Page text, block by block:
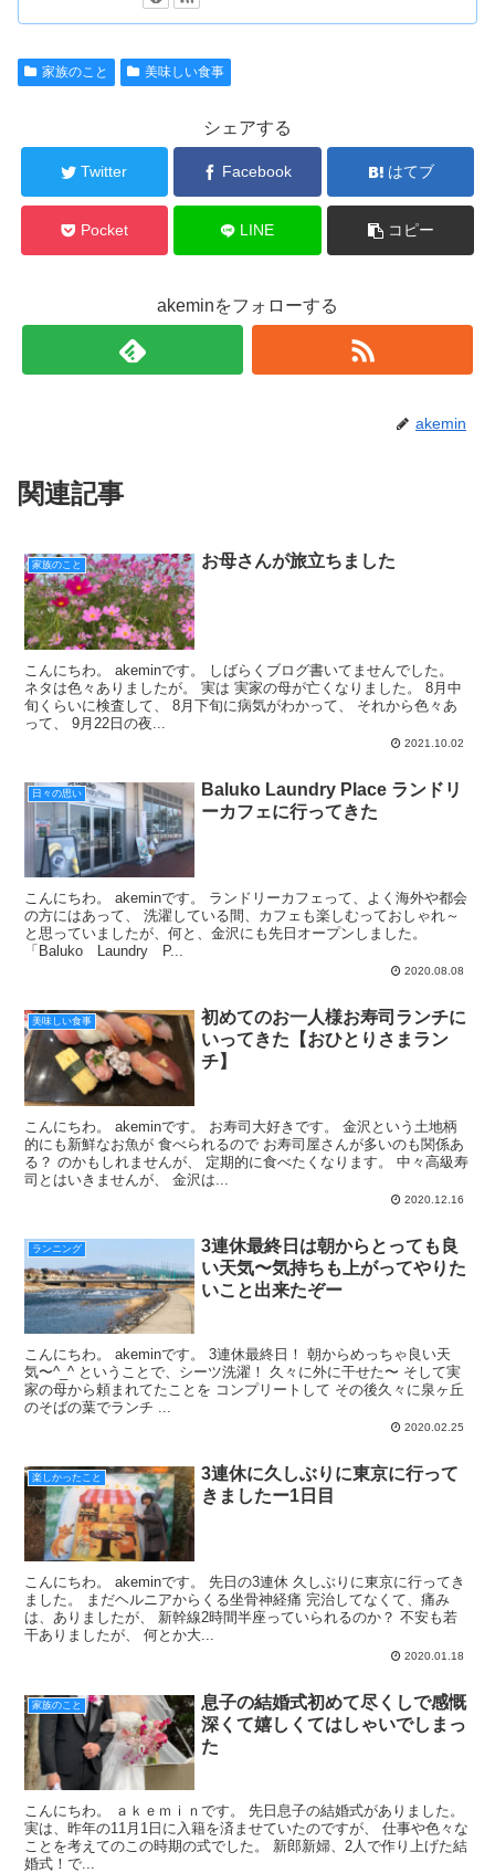
家族のこと 美味しい食事
シェアする
Twitter Facebook はてブ
Pocket LINE コピー
akeminをフォローする
akemin
関連記事
家族のこと お母さんが旅立ちました
こんにちわ。 akeminです。 しばらくブログ書いてませんでした。
ネタは色々ありましたが。 実は 実家の母が亡くなりました。 8月中
旬くらいに検査して、 8月下旬に病気がわかって、 それから色々あ
って、 9月22日の夜...
2021.10.02
日々の思い
Baluko Laundry Place ランドリ
ーカフェに行ってきた
こんにちわ。 akeminです。 ランドリーカフェって、よく海外や都会
の方にはあって、 洗濯している間、カフェも楽しむっておしゃれ～
と思っていましたが、何と、金沢にも先日オープンしました。
「Baluko Laundry P...
2020.08.08
美味しい食事
初めてのお一人様お寿司ランチに
いってきた【おひとりさまラン
チ】
こんにちわ。 akeminです。 お寿司大好きです。 金沢という土地柄
的にも新鮮なお魚が 食べられるので お寿司屋さんが多いのも関係あ
る？ のかもしれませんが、 定期的に食べたくなります。 中々高級寿
司とはいきませんが、 金沢は...
2020.12.16
ランニング
3連休最終日は朝からとっても良
い天気〜気持ちも上がってやりた
いこと出来たぞー
こんにちわ。 akeminです。 3連休最終日！ 朝からめっちゃ良い天
気〜^_^ ということで、シーツ洗濯！ 久々に外に干せた〜 そして実
家の母から頼まれてたことを コンプリートして その後久々に泉ヶ丘
のそばの葉でランチ ...
2020.02.25
楽しかったこと
3連休に久しぶりに東京に行って
きましたー1日目
こんにちわ。 akeminです。 先日の3連休 久しぶりに東京に行ってき
ました。 まだヘルニアからくる坐骨神経痛 完治してなくて、痛み
は、ありましたが、 新幹線2時間半座っていられるのか？ 不安も若
干ありましたが、 何とか大...
2020.01.18
家族のこと
息子の結婚式初めて尽くしで感慨
深くて嬉しくてはしゃいでしまっ
た
こんにちわ。 ａｋｅｍｉｎです。 先日息子の結婚式がありました。
実は、昨年の11月1日に入籍を済ませていたのですが、 仕事や色々な
ことを考えてのこの時期の式でした。 新郎新婦、2人で作り上げた結
婚式！で...